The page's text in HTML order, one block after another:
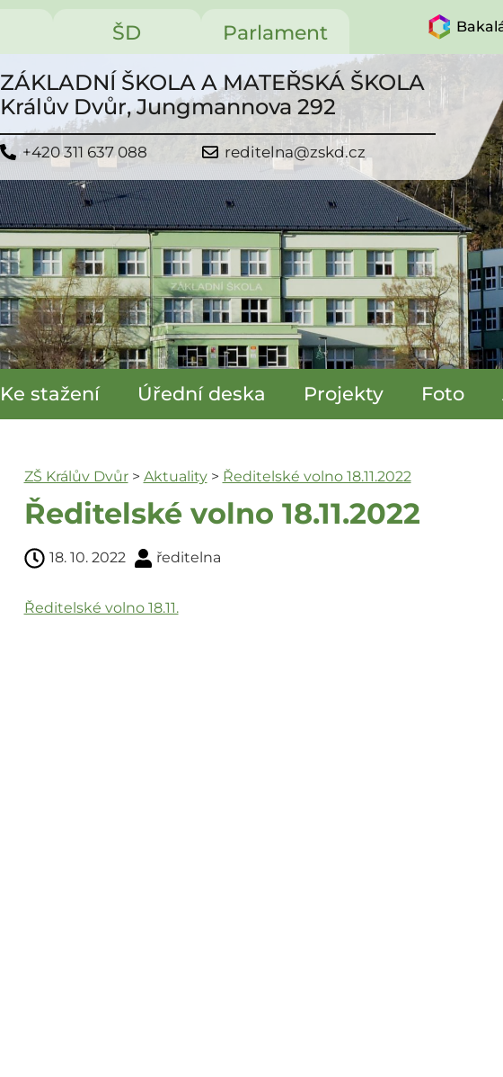
ŠD Parlament
ZÁKLADNÍ ŠKOLA A MATEŘSKÁ ŠKOLA
Králův Dvůr, Jungmannova 292
+420 311 637 088 reditelna@zskd.cz
Ke stažení Úřední deska Projekty Foto
ZŠ Králův Dvůr> Aktuality> Ředitelské volno 18.11.2022
Ředitelské volno 18.11.2022
18. 10. 2022 ředitelna
Ředitelské volno 18.11.